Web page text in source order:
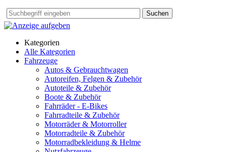
Suchen
Kategorien
Alle Kategorien
Fahrzeuge
Autos & Gebrauchtwagen
Autoreifen, Felgen & Zubehör
Autoteile & Zubehör
Boote & Zubehör
Fahrräder - E-Bikes
Fahrradteile & Zubehör
Motorräder & Motorroller
Motorradteile & Zubehör
Motorradbekleidung & Helme